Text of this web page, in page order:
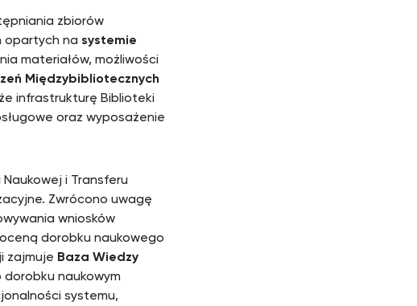
zbiorów
opartych na systemie
materiałów, możliwości
Międzybibliotecznych
infrastrukturę Biblioteki
oraz wyposażenie
i Transferu
Zwrócono uwagę
wniosków
dorobku naukowego
zajmuje Baza Wiedzy
naukowym
systemu,